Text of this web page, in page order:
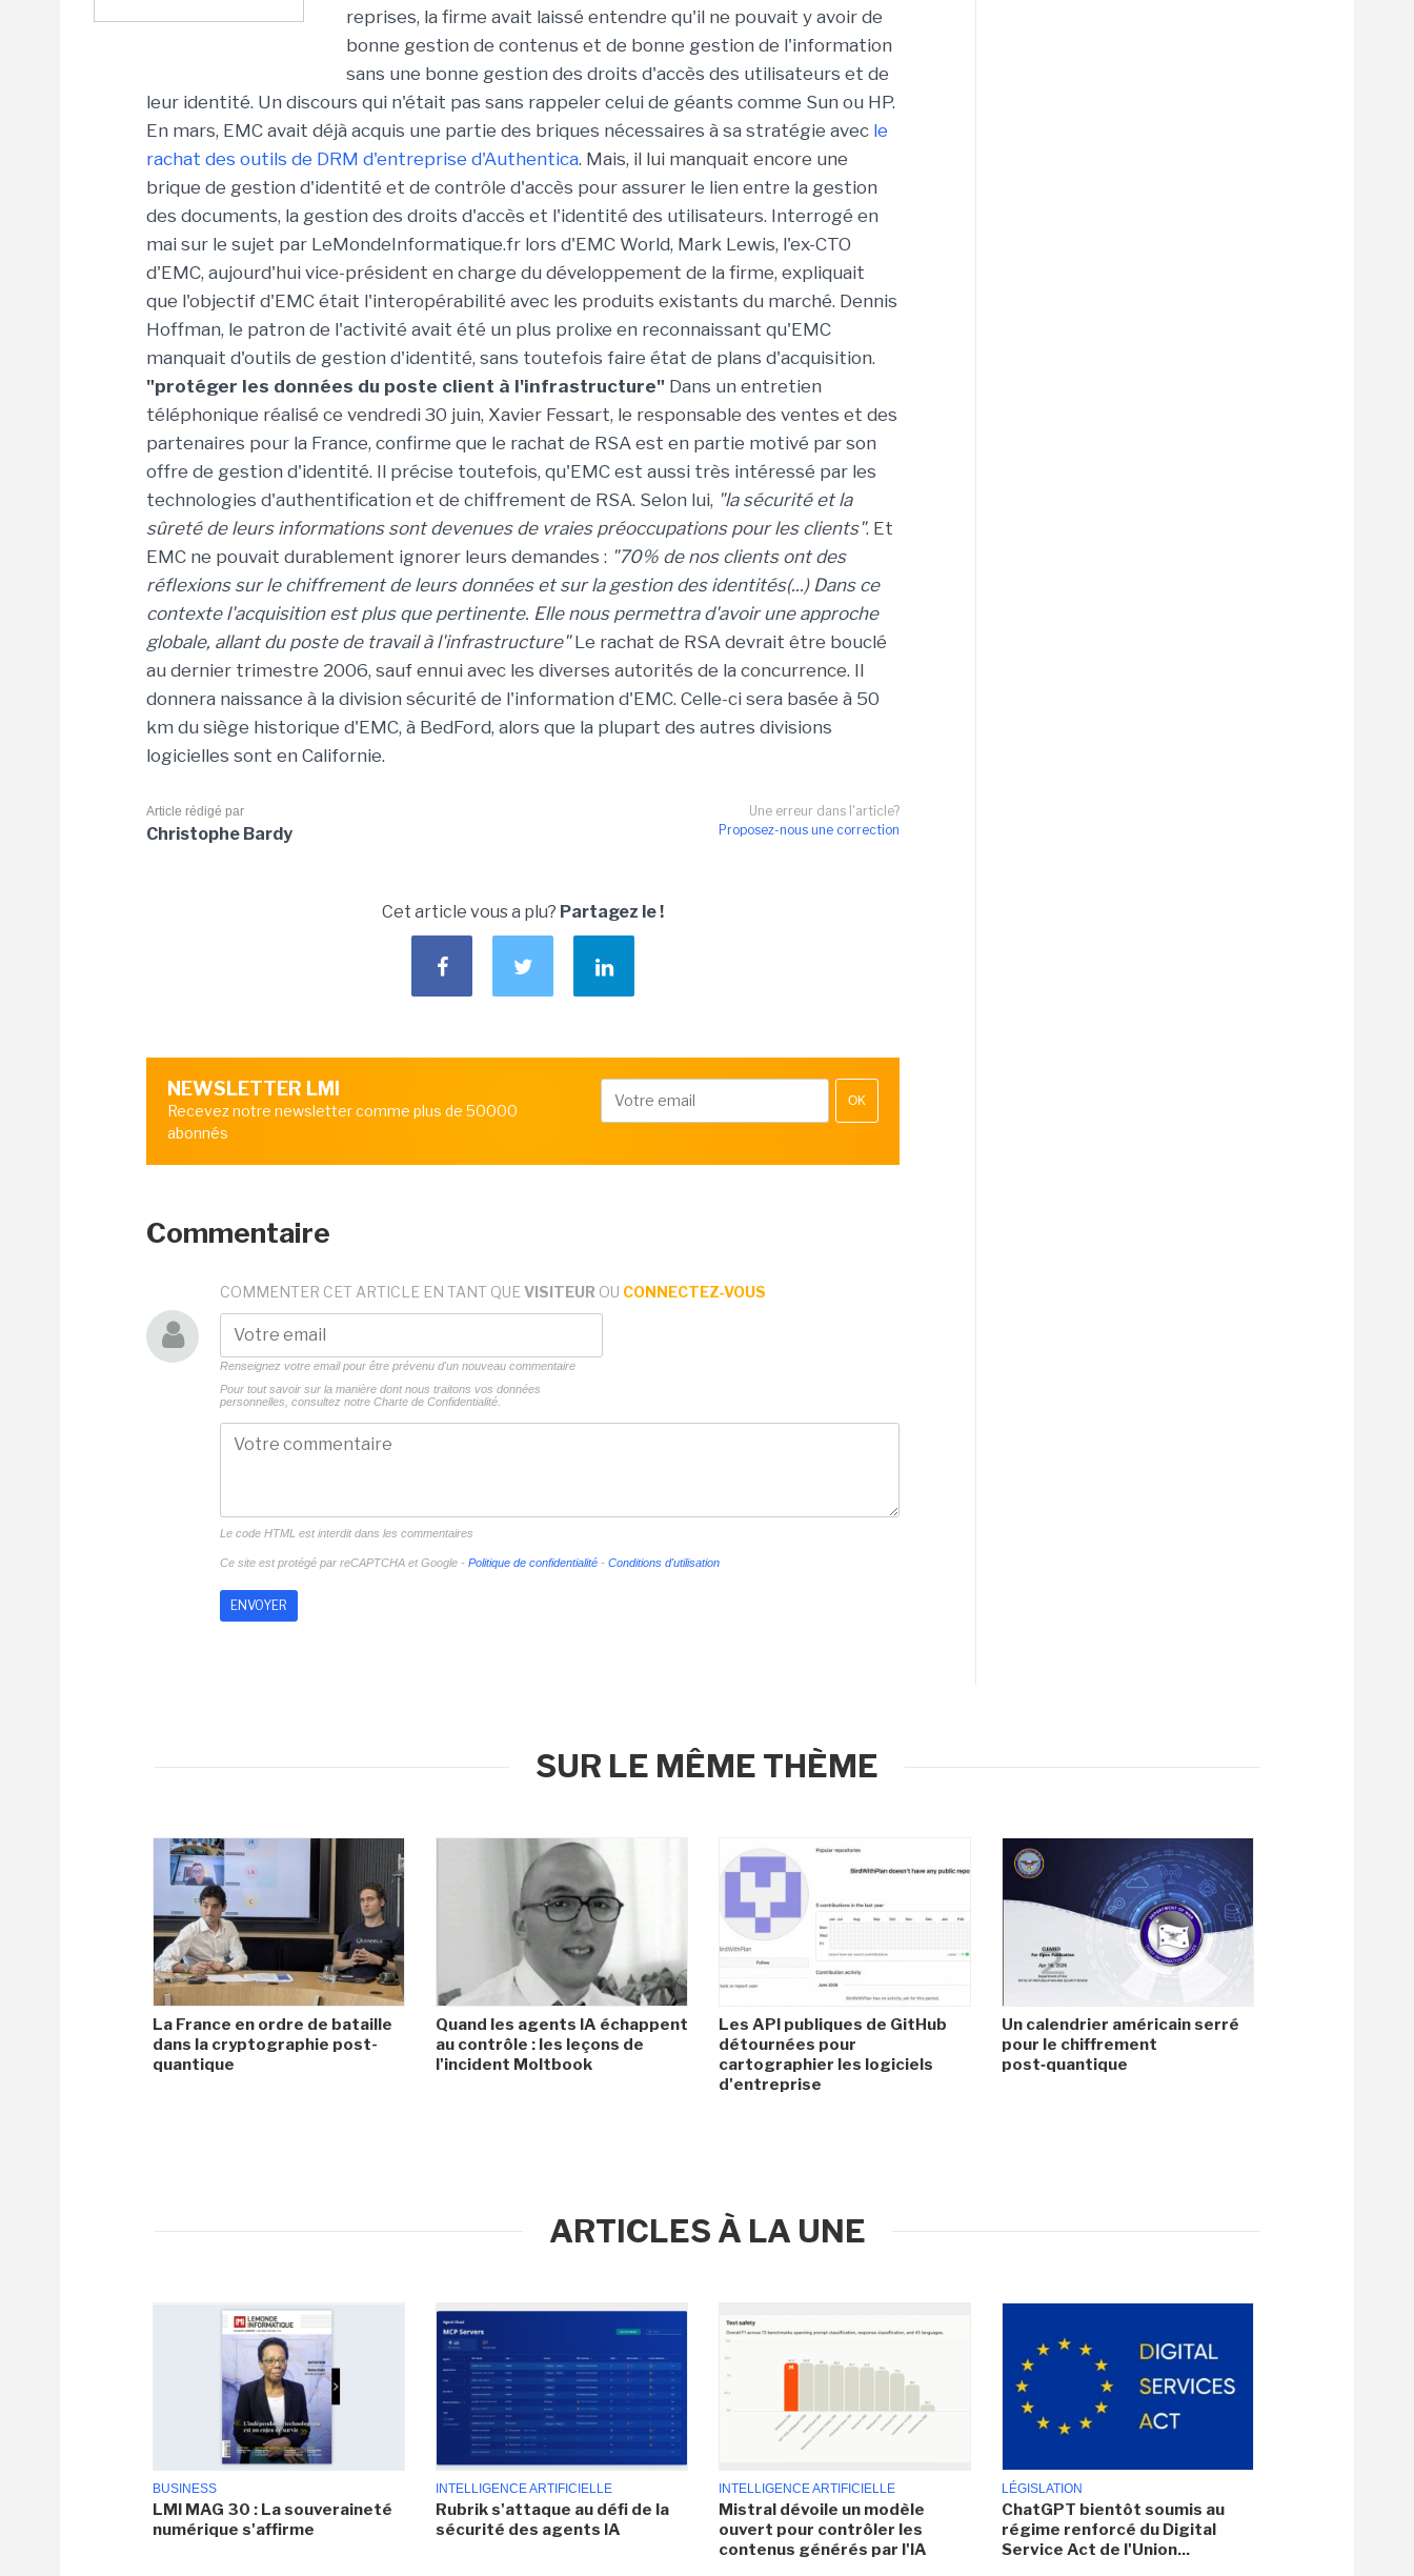
reprises, la firme avait laissé entendre qu'il ne pouvait y avoir de
bonne gestion de contenus et de bonne gestion de l'information
sans une bonne gestion des droits d'accès des utilisateurs et de
leur identité. Un discours qui n'était pas sans rappeler celui de géants comme Sun ou HP.
En mars, EMC avait déjà acquis une partie des briques nécessaires à sa stratégie avec le
rachat des outils de DRM d'entreprise d'Authentica. Mais, il lui manquait encore une
brique de gestion d'identité et de contrôle d'accès pour assurer le lien entre la gestion
des documents, la gestion des droits d'accès et l'identité des utilisateurs. Interrogé en
mai sur le sujet par LeMondeInformatique.fr lors d'EMC World, Mark Lewis, l'ex-CTO
d'EMC, aujourd'hui vice-président en charge du développement de la firme, expliquait
que l'objectif d'EMC était l'interopérabilité avec les produits existants du marché. Dennis
Hoffman, le patron de l'activité avait été un plus prolixe en reconnaissant qu'EMC
manquait d'outils de gestion d'identité, sans toutefois faire état de plans d'acquisition.
"protéger les données du poste client à l'infrastructure" Dans un entretien
téléphonique réalisé ce vendredi 30 juin, Xavier Fessart, le responsable des ventes et des
partenaires pour la France, confirme que le rachat de RSA est en partie motivé par son
offre de gestion d'identité. Il précise toutefois, qu'EMC est aussi très intéressé par les
technologies d'authentification et de chiffrement de RSA. Selon lui, "la sécurité et la
sûreté de leurs informations sont devenues de vraies préoccupations pour les clients". Et
EMC ne pouvait durablement ignorer leurs demandes : "70% de nos clients ont des
réflexions sur le chiffrement de leurs données et sur la gestion des identités(...) Dans ce
contexte l'acquisition est plus que pertinente. Elle nous permettra d'avoir une approche
globale, allant du poste de travail à l'infrastructure"Le rachat de RSA devrait être bouclé
au dernier trimestre 2006, sauf ennui avec les diverses autorités de la concurrence. Il
donnera naissance à la division sécurité de l'information d'EMC. Celle-ci sera basée à 50
km du siège historique d'EMC, à BedFord, alors que la plupart des autres divisions
logicielles sont en Californie.
Une erreur dans l'article?
Proposez-nous une correction
Article rédigé par
Christophe Bardy
Cet article vous a plu? Partagez le !
NEWSLETTER LMI
Recevez notre newsletter comme plus de 50000
abonnés
OK
Commentaire
COMMENTER CET ARTICLE EN TANT QUE VISITEUR OU CONNECTEZ-VOUS
Renseignez votre email pour être prévenu d'un nouveau commentaire
Pour tout savoir sur la manière dont nous traitons vos données
personnelles, consultez notre Charte de Confidentialité.
Le code HTML est interdit dans les commentaires
Ce site est protégé par reCAPTCHA et Google - Politique de confidentialité - Conditions d'utilisation
SUR LE MÊME THÈME
La France en ordre de bataille
dans la cryptographie post-
quantique
Quand les agents IA échappent
au contrôle : les leçons de
l'incident Moltbook
Les API publiques de GitHub
détournées pour
cartographier les logiciels
d'entreprise
Un calendrier américain serré
pour le chiffrement
post‑quantique
ARTICLES À LA UNE
BUSINESS
LMI MAG 30 : La souveraineté
numérique s'affirme
INTELLIGENCE ARTIFICIELLE
Rubrik s'attaque au défi de la
sécurité des agents IA
INTELLIGENCE ARTIFICIELLE
Mistral dévoile un modèle
ouvert pour contrôler les
contenus générés par l'IA
LÉGISLATION
ChatGPT bientôt soumis au
régime renforcé du Digital
Service Act de l'Union...